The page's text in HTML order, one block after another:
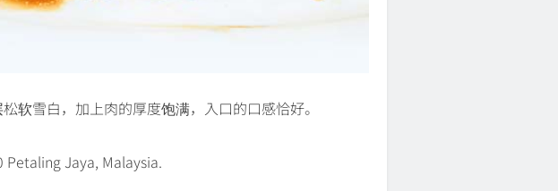
软雪白，加上肉的厚度饱满，入口的口感恰好。
Jaya, Malaysia.